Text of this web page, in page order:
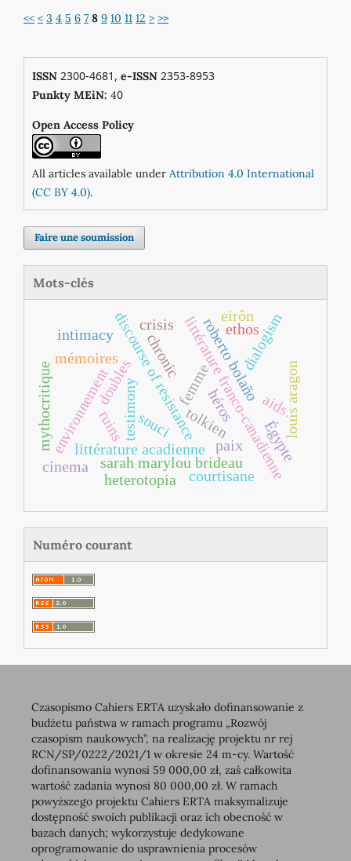
<< < 3 4 5 6 7 8 9 10 11 12 > >>
ISSN2300-4681, e-ISSN2353-8953
Punkty MEiN: 40
Open Access Policy
All articles available under Attribution 4.0 International
(CC BY 4.0).
Faire une soumission
Mots-clés
roberto bolaño
souci
chronic
discourse of resistancelittérature franco‐canadienne
littérature acadienne
sarah marylou brideau
environnement testimony
doubles héros
mythocritique tolkien
mémoires
courtisane
dialogism
intimacy
Égypte
paix
femme louis aragon
aids
heterotopia
ruins
cinema
crisis ethos
eirôn
Numéro courant
Czasopismo Cahiers ERTA uzyskało dofinansowanie z
budżetu państwa w ramach programu „Rozwój
czasopism naukowych”, na realizację projektu nr rej
RCN/SP/0222/2021/1 w okresie 24 m-cy. Wartość
dofinansowania wynosi 59 000,00 zł, zaś całkowita
wartość zadania wynosi 80 000,00 zł. W ramach
powyższego projektu Cahiers ERTA maksymalizuje
dostępność swoich publikacji oraz ich obecność w
bazach danych; wykorzystuje dedykowane
oprogramowanie do usprawnienia procesów